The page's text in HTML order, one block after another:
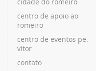
centro de apoio ao
romeiro
centro de eventos pe.
vitor
contato